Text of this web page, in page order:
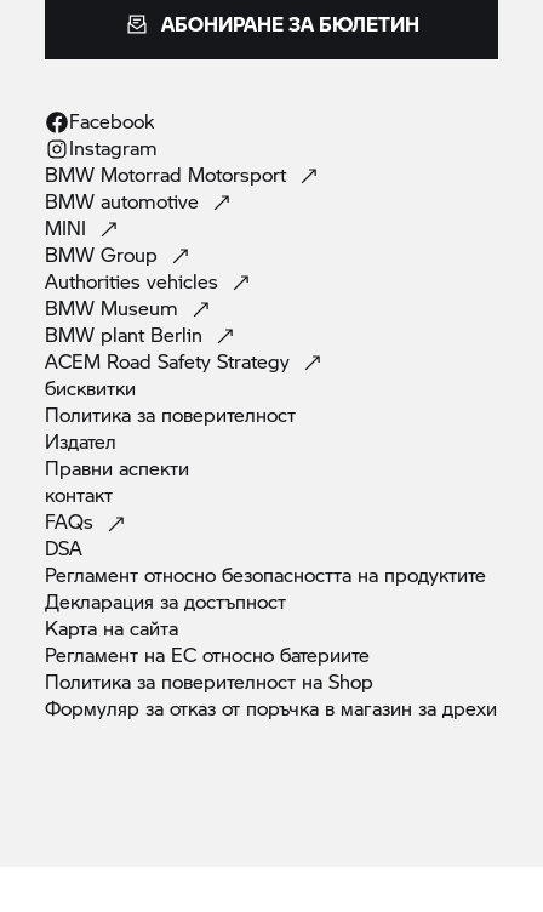
АБОНИРАНЕ ЗА БЮЛЕТИН
Facebook
Instagram
BMW Motorrad Motorsport
BMWautomotive
MINI
BMWGroup
Authoritiesvehicles
BMW Museum
BMW plant Berlin
ACEM Road SafetyStrategy
бисквитки
Политика за поверителност
Издател
Правниаспекти
контакт
FAQs
DSA
Регламент относно безопасността на продуктите
Декларация задостъпност
Карта насайта
Регламент на ЕС относнобатериите
Политика за поверителност наShop
Формуляр за отказ от поръчка в магазин задрехи